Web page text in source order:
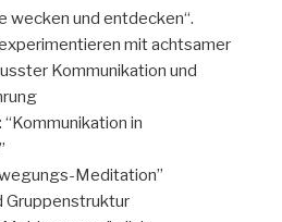
wecken und entdecken“.
mit achtsamer
Kommunikation und
in
Meditation”
Gruppenstruktur